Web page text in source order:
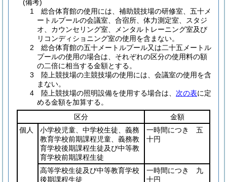
(備考)
1 総合体育館の使用には、補助競技場の研修室、五十メ
ートルプールの会議室、合宿所、体力測定室、スタジ
オ、カウンセリング室、メンタルトレーニング室及び
リコンディショニング室の使用を含まない。
2 総合体育館の五十メートルプール又は二十五メートル
プールの使用の場合は、それぞれの区分の使用料の額
の二倍に相当する金額とする。
3 陸上競技場の主競技場の使用には、会議室の使用を含
まない。
4 陸上競技場の照明設備を使用する場合は、 次の表に定
める金額を加算する。
区分
金額
個人
小学校児童、中学校生徒、義務
教育学校前期課程児童、義務教
育学校後期課程生徒及び中等教
育学校前期課程生徒
一時間につき 五
十円
高等学校生徒及び中等教育学校
後期課程生徒
一時間につき 九
十円